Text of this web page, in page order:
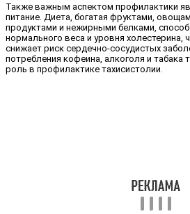
Также важным аспектом профилактики
питание. Диета, богатая фруктами,
продуктами и нежирными белками,
нормального веса и уровня холестерина,
снижает риск сердечно-сосудистых
потребления кофеина, алкоголя и табака
роль в профилактике тахисистолии.